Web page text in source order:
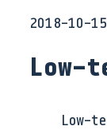
2018-10-15
Low-
Low-